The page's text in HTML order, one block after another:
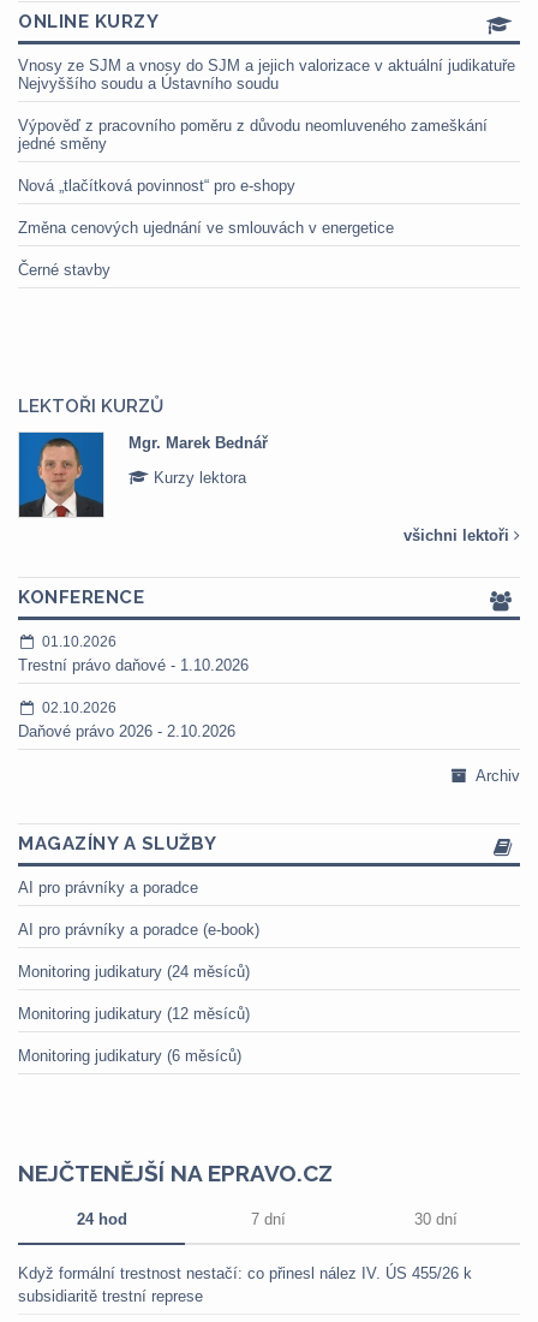
ONLINE KURZY
Vnosy ze SJM a vnosy do SJM a jejich valorizace v aktuální judikatuře
Nejvyššího soudu a Ústavního soudu
Výpověď z pracovního poměru z důvodu neomluveného zameškání
jedné směny
Nová „tlačítková povinnost“ pro e-shopy
Změna cenových ujednání ve smlouvách v energetice
Černé stavby
LEKTOŘI KURZŮ
Mgr. Marek Bednář
Kurzy lektora
všichni lektoři
KONFERENCE
01.10.2026
Trestní právo daňové - 1.10.2026
02.10.2026
Daňové právo 2026 - 2.10.2026
Archiv
MAGAZÍNY A SLUŽBY
AI pro právníky a poradce
AI pro právníky a poradce (e-book)
Monitoring judikatury (24 měsíců)
Monitoring judikatury (12 měsíců)
Monitoring judikatury (6 měsíců)
NEJČTENĚJŠÍ NA EPRAVO.CZ
24 hod 7 dní 30 dní
Když formální trestnost nestačí: co přinesl nález IV. ÚS 455/26 k
subsidiaritě trestní represe